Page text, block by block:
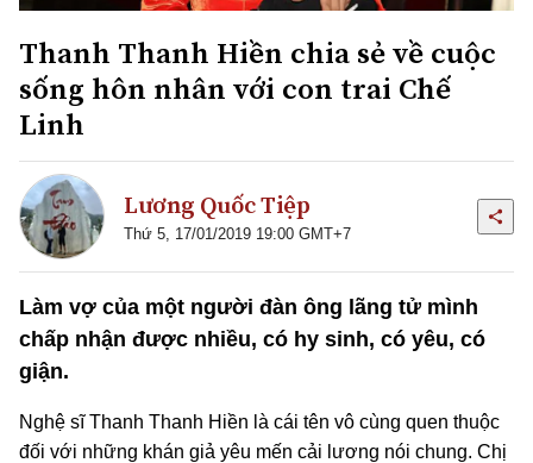
Thanh Thanh Hiền chia sẻ về cuộc
sống hôn nhân với con trai Chế
Linh
Lương Quốc Tiệp
Thứ 5, 17/01/2019 19:00 GMT+7
Làm vợ của một người đàn ông lãng tử mình
chấp nhận được nhiều, có hy sinh, có yêu, có
giận.
Nghệ sĩ Thanh Thanh Hiền là cái tên vô cùng quen thuộc
đối với những khán giả yêu mến cải lương nói chung. Chị